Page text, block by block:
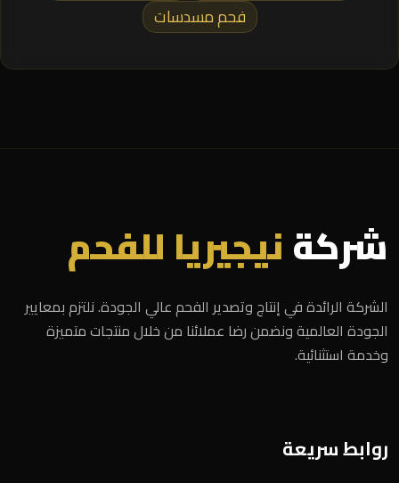
فحم مسدسات
شركةنيجيريا للفحم
الشركة الرائدة في إنتاج وتصدير الفحم عالي الجودة. نلتزم بمعايير
الجودة العالمية ونضمن رضا عملائنا من خلال منتجات متميزة
وخدمة استثنائية.
روابط سريعة